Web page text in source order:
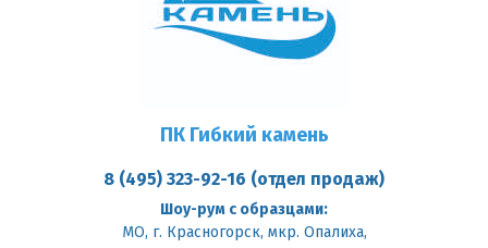
ПК Гибкий камень
8 (495) 323-92-16 (отдел продаж)
Шоу-рум с образцами:
МО, г. Красногорск, мкр. Опалиха,